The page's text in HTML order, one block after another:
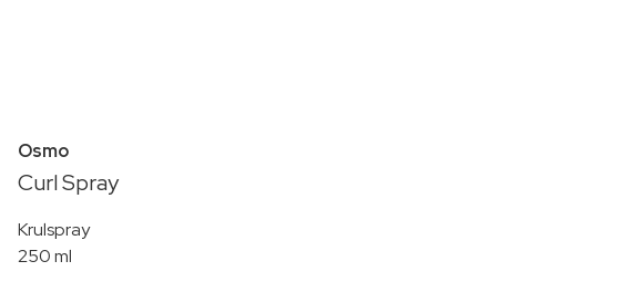
Osmo
Curl Spray
Krulspray
250 ml